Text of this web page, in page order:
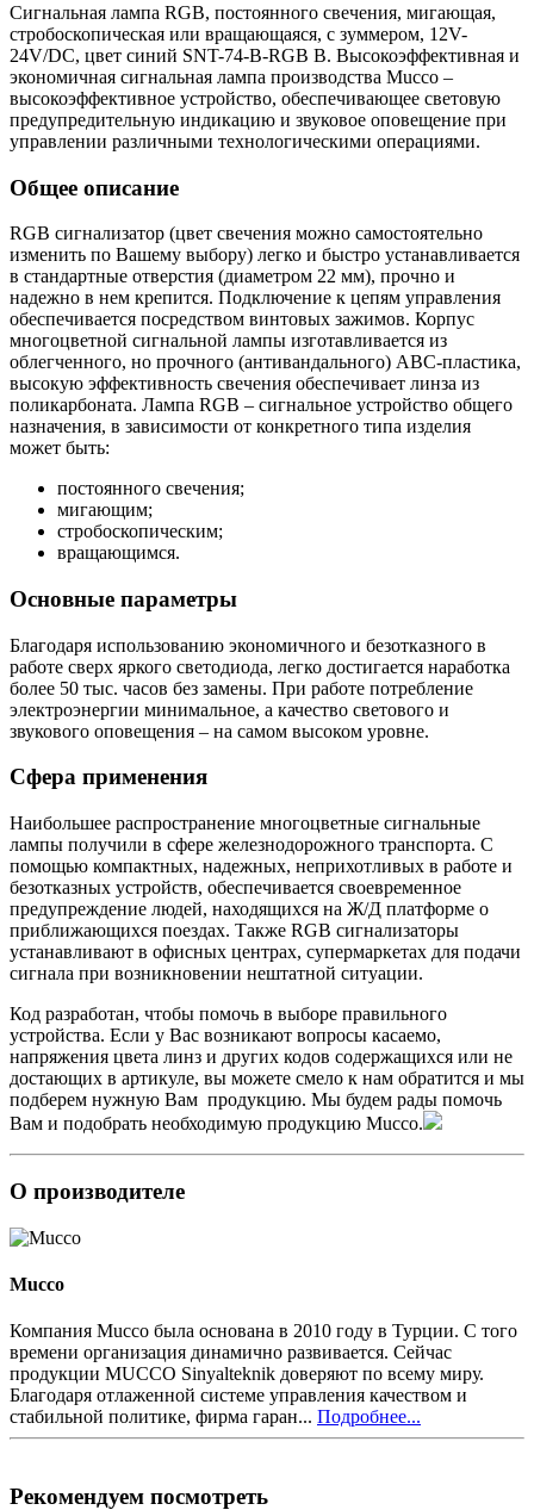
Сигнальная лампа RGB, постоянного свечения, мигающая,
стробоскопическая или вращающаяся, с зуммером, 12V-
24V/DC, цвет синий SNT-74-B-RGB B. Высокоэффективная и
экономичная сигнальная лампа производства Mucco –
высокоэффективное устройство, обеспечивающее световую
предупредительную индикацию и звуковое оповещение при
управлении различными технологическими операциями.
Общее описание
RGB сигнализатор (цвет свечения можно самостоятельно
изменить по Вашему выбору) легко и быстро устанавливается
в стандартные отверстия (диаметром 22 мм), прочно и
надежно в нем крепится. Подключение к цепям управления
обеспечивается посредством винтовых зажимов. Корпус
многоцветной сигнальной лампы изготавливается из
облегченного, но прочного (антивандального) ABC-пластика,
высокую эффективность свечения обеспечивает линза из
поликарбоната. Лампа RGB – сигнальное устройство общего
назначения, в зависимости от конкретного типа изделия
может быть:
постоянного свечения;
мигающим;
стробоскопическим;
вращающимся.
Основные параметры
Благодаря использованию экономичного и безотказного в
работе сверх яркого светодиода, легко достигается наработка
более 50 тыс. часов без замены. При работе потребление
электроэнергии минимальное, а качество светового и
звукового оповещения – на самом высоком уровне.
Сфера применения
Наибольшее распространение многоцветные сигнальные
лампы получили в сфере железнодорожного транспорта. С
помощью компактных, надежных, неприхотливых в работе и
безотказных устройств, обеспечивается своевременное
предупреждение людей, находящихся на Ж/Д платформе о
приближающихся поездах. Также RGB сигнализаторы
устанавливают в офисных центрах, супермаркетах для подачи
сигнала при возникновении нештатной ситуации.
Код разработан, чтобы помочь в выборе правильного
устройства. Если у Вас возникают вопросы касаемо,
напряжения цвета линз и других кодов содержащихся или не
достающих в артикуле, вы можете смело к нам обратится и мы
подберем нужную Вам продукцию. Мы будем рады помочь
Вам и подобрать необходимую продукцию Mucco.
О производителе
Mucco
Компания Mucco была основана в 2010 году в Турции. С того
времени организация динамично развивается. Сейчас
продукции MUCCO Sinyalteknik доверяют по всему миру.
Благодаря отлаженной системе управления качеством и
стабильной политике, фирма гаран... Подробнее...
Рекомендуем посмотреть